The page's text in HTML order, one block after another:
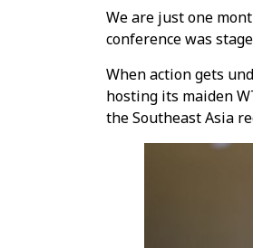
We are just one
conference was
When action gets
hosting its maiden
the Southeast Asia